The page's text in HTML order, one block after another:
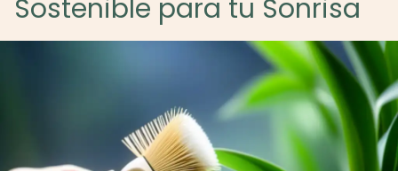
Sostenible para tu Sonrisa